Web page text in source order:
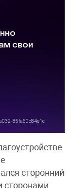
сторонний
сторонами